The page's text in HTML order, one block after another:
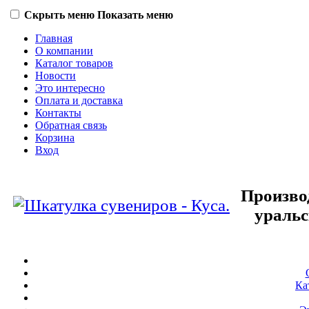
Скрыть меню Показать меню
Главная
О компании
Каталог товаров
Новости
Это интересно
Оплата и доставка
Контакты
Обратная связь
Корзина
Вход